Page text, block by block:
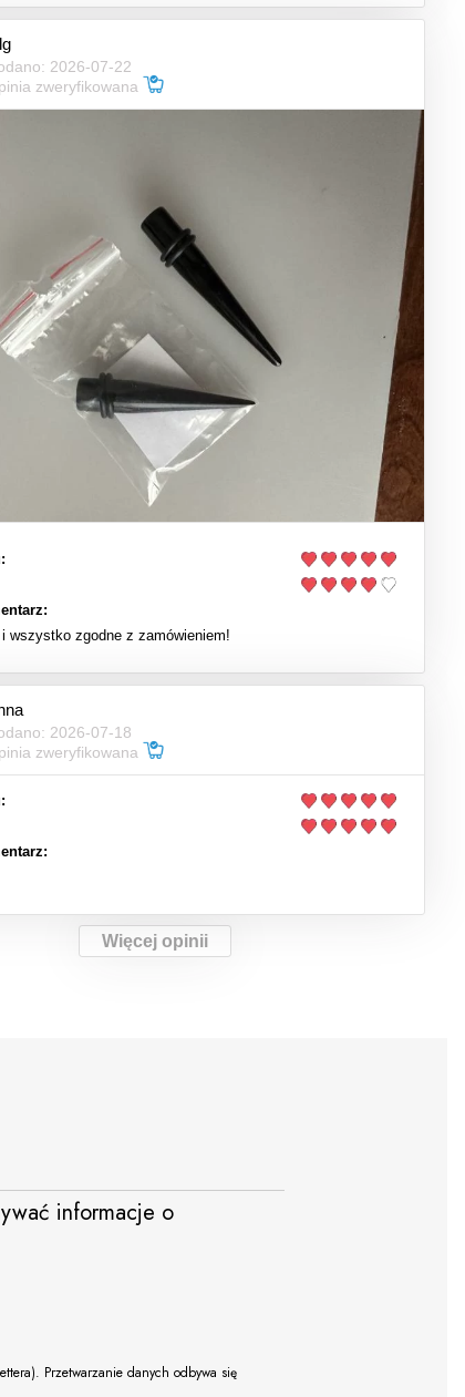
2026-07-22
zweryfikowana
wszystko zgodne z zamówieniem!
2026-07-18
zweryfikowana
Więcej opinii
informacje o
Przetwarzanie danych odbywa się